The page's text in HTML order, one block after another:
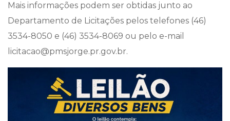
Mais informações podem ser obtidas junto ao
Departamento de Licitações pelos telefones (46)
3534-8050 e (46) 3534-8069 ou pelo e-mail
licitacao@pmsjorge.pr.gov.br.